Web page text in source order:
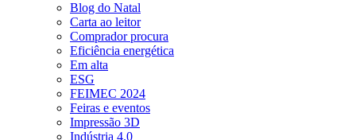
Blog do Natal
Carta ao leitor
Comprador procura
Eficiência energética
Em alta
ESG
FEIMEC 2024
Feiras e eventos
Impressão 3D
Indústria 4.0